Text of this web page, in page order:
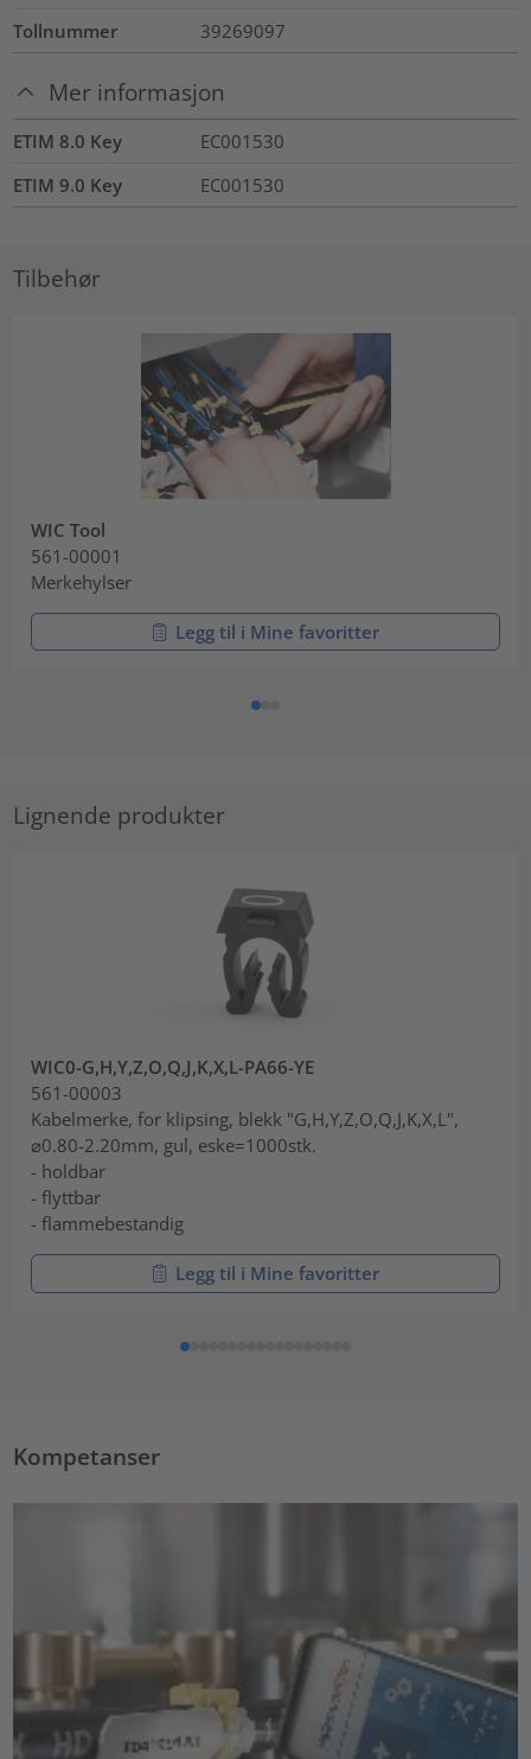
Tollnummer 39269097
Mer informasjon
ETIM 8.0 Key
EC001530
ETIM 9.0 Key
EC001530
Tilbehør
WIC Tool
561-00001
Merkehylser
Legg til i Mine favoritter
Lignende produkter
WIC0-G,H,Y,Z,O,Q,J,K,X,L-PA66-YE
561-00003
Kabelmerke, for klipsing, blekk "G,H,Y,Z,O,Q,J,K,X,L",
⌀0.80-2.20mm, gul, eske=1000stk.
- holdbar
- flyttbar
- flammebestandig
Legg til i Mine favoritter
Kompetanser